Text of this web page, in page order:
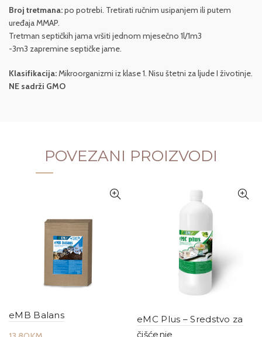
Broj tretmana:po potrebi. Tretirati ručnim usipanjem ili putem
uređaja MMAP.
Tretman septičkih jama vršiti jednom mjesečno 1l/1m3
-3m3 zapremine septičke jame.
Klasifikacija:Mikroorganizmi iz klase 1. Nisu štetni za ljude I životinje.
NE sadrži GMO
POVEZANI PROIZVODI
eMB Balans
eMC Plus – Sredstvo za
čišćenje